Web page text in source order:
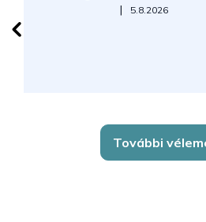
Az áruház értékelése 5-ből 5
| 5.8.2026
További